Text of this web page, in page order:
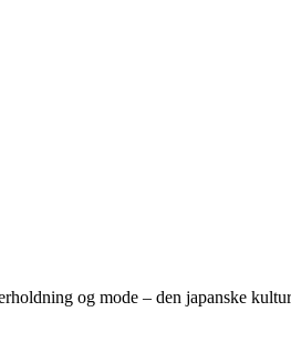
og mode – den japanske